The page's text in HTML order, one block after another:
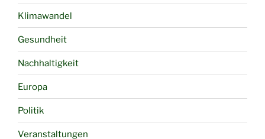
Klimawandel
Gesundheit
Nachhaltigkeit
Europa
Politik
Veranstaltungen